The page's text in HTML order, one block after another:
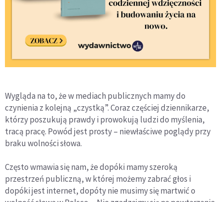
Wygląda na to, że w mediach publicznych mamy do
czynienia z kolejną „czystką”. Coraz częściej dziennikarze,
którzy poszukują prawdy i prowokują ludzi do myślenia,
tracą pracę. Powód jest prosty – niewłaściwe poglądy przy
braku wolności słowa.
Często wmawia się nam, że dopóki mamy szeroką
przestrzeń publiczną, w której możemy zabrać głos i
dopóki jest internet, dopóty nie musimy się martwić o